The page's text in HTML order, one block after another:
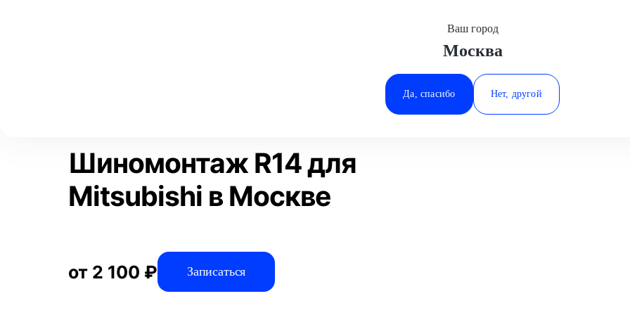
Минеральные Воды
Ростов-на-Дону
Ставрополь
Ваш город
Москва
Да, спасибо Нет, другой
Шиномонтаж R14 Mitsubishi
Статьи
Шиномонтаж R14 для
Mitsubishi в Москве
от 2 100 ₽ Записаться